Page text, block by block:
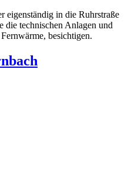
eigenständig in die Ruhrstraße
die technischen Anlagen und
besichtigen.